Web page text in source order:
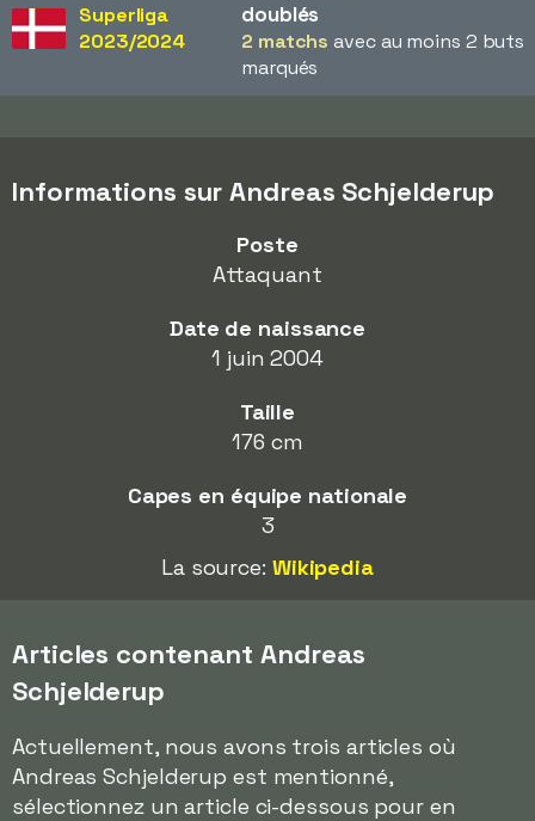
Superliga
2023/2024
doublés
2 matchs avec au moins 2 buts
marqués
Informations sur Andreas Schjelderup
Poste
Attaquant
Date de naissance
1 juin 2004
Taille
176 cm
Capes en équipe nationale
3
La source: Wikipedia
Articles contenant Andreas
Schjelderup
Actuellement, nous avons trois articles où
Andreas Schjelderup est mentionné,
sélectionnez un article ci-dessous pour en